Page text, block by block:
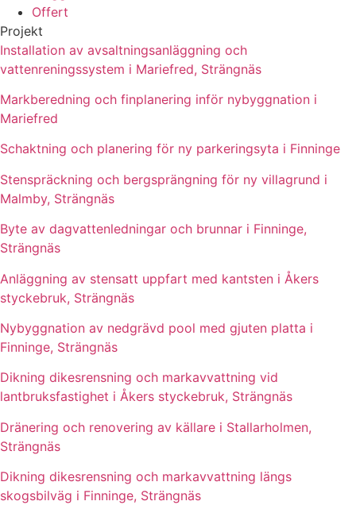
Offert
Projekt
Installation av avsaltningsanläggning och
vattenreningssystem i Mariefred, Strängnäs
Markberedning och finplanering inför nybyggnation i
Mariefred
Schaktning och planering för ny parkeringsyta i Finninge
Stenspräckning och bergsprängning för ny villagrund i
Malmby, Strängnäs
Byte av dagvattenledningar och brunnar i Finninge,
Strängnäs
Anläggning av stensatt uppfart med kantsten i Åkers
styckebruk, Strängnäs
Nybyggnation av nedgrävd pool med gjuten platta i
Finninge, Strängnäs
Dikning dikesrensning och markavvattning vid
lantbruksfastighet i Åkers styckebruk, Strängnäs
Dränering och renovering av källare i Stallarholmen,
Strängnäs
Dikning dikesrensning och markavvattning längs
skogsbilväg i Finninge, Strängnäs